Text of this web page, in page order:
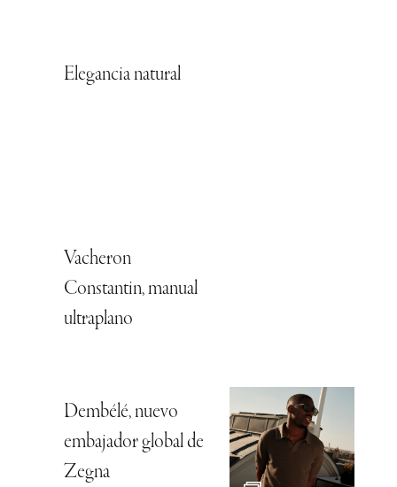
Elegancia natural
Vacheron
Constantin, manual
ultraplano
Dembélé, nuevo
embajador global de
Zegna